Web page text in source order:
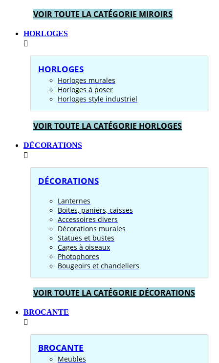
VOIR TOUTE LA CATÉGORIE MIROIRS
HORLOGES
HORLOGES
Horloges murales
Horloges à poser
Horloges style industriel
VOIR TOUTE LA CATÉGORIE HORLOGES
DÉCORATIONS
DÉCORATIONS
Lanternes
Boites, paniers, caisses
Accessoires divers
Décorations murales
Statues et bustes
Cages à oiseaux
Photophores
Bougeoirs et chandeliers
VOIR TOUTE LA CATÉGORIE DÉCORATIONS
BROCANTE
BROCANTE
Meubles